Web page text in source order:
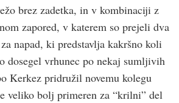
brez zadetka, in v kombinaciji z
zapored, v katerem so prejeli dva
napad, ki predstavlja kakršno koli
dosegel vrhunec po nekaj sumljivih
Kerkez pridružil novemu kolegu
veliko bolj primeren za “krilni” del